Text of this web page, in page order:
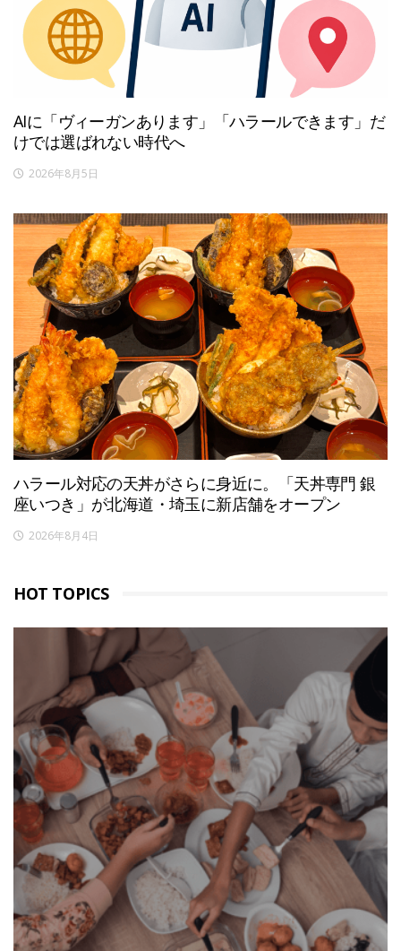
AIに「ヴィーガンあります」「ハラールできます」だ
けでは選ばれない時代へ
2026年8月5日
ハラール対応の天丼がさらに身近に。「天丼専門 銀
座いつき」が北海道・埼玉に新店舗をオープン
2026年8月4日
HOT TOPICS